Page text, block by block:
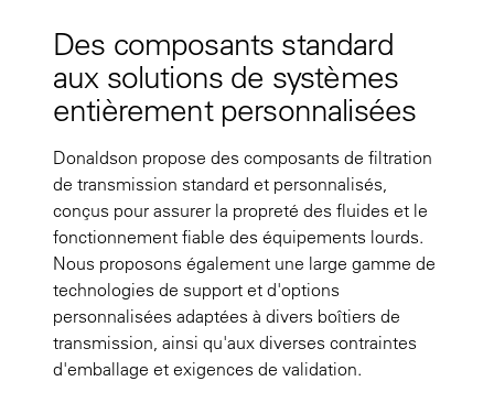
Des composants standard
aux solutions de systèmes
entièrement personnalisées
Donaldson propose des composants de filtration
de transmission standard et personnalisés,
conçus pour assurer la propreté des fluides et le
fonctionnement fiable des équipements lourds.
Nous proposons également une large gamme de
technologies de support et d'options
personnalisées adaptées à divers boîtiers de
transmission, ainsi qu'aux diverses contraintes
d'emballage et exigences de validation.